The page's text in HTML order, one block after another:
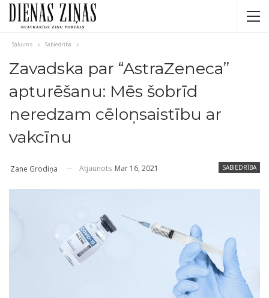
Sākums Sabiedrība
Zavadska par “AstraZeneca”
apturēšanu: Mēs šobrīd
neredzam cēloņsaistību ar
vakcīnu
SABIEDRĪBA
Zane Grodiņa Atjaunots Mar 16, 2021